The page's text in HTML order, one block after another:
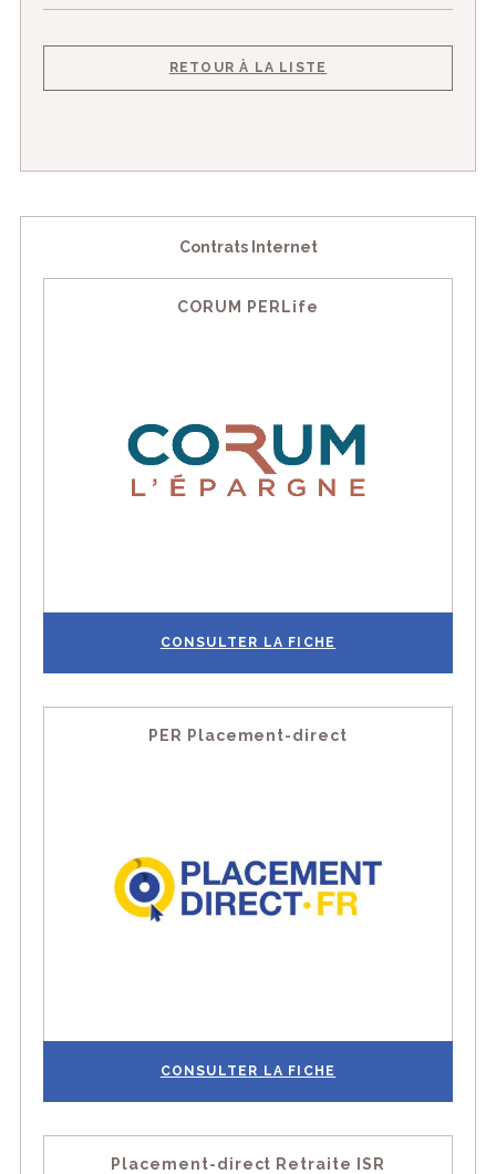
RETOUR À LA LISTE
Contrats Internet
CORUM PERLife
CONSULTER LA FICHE
PER Placement-direct
CONSULTER LA FICHE
Placement-direct Retraite ISR